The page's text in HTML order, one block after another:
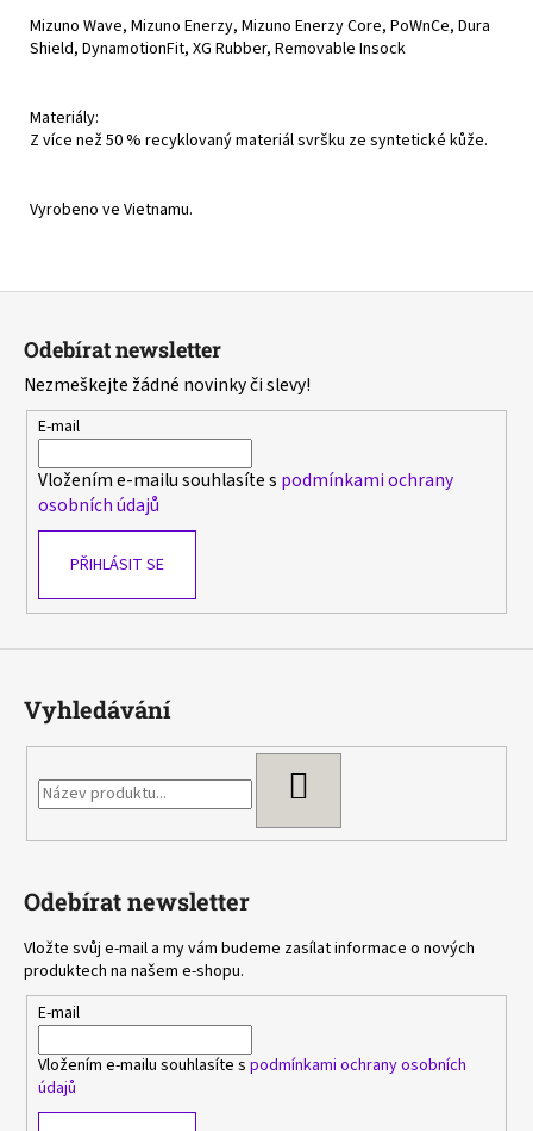
Mizuno Wave, Mizuno Enerzy, Mizuno Enerzy Core, PoWnCe, Dura
Shield, DynamotionFit, XG Rubber, Removable Insock
Materiály:
Z více než 50 % recyklovaný materiál svršku ze syntetické kůže.
Vyrobeno ve Vietnamu.
Odebírat newsletter
Nezmeškejte žádné novinky či slevy!
E-mail
Vložením e-mailu souhlasíte s podmínkami ochrany
osobních údajů
PŘIHLÁSIT SE
Vyhledávání
Odebírat newsletter
Vložte svůj e-mail a my vám budeme zasílat informace o nových
produktech na našem e-shopu.
E-mail
Vložením e-mailu souhlasíte s podmínkami ochrany osobních
údajů